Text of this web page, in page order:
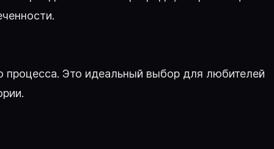
процесса. Это идеальный выбор для любителей